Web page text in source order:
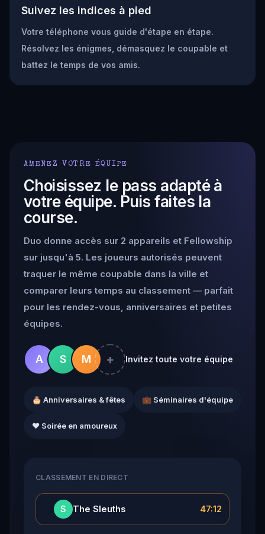
Suivez les indices à pied
Votre téléphone vous guide d'étape en étape.
Résolvez les énigmes, démasquez le coupable et
battez le temps de vos amis.
AMENEZ VOTRE ÉQUIPE
Choisissez le pass adapté à
votre équipe. Puis faites la
course.
Duo donne accès sur 2 appareils et Fellowship
sur jusqu'à 5. Les joueurs autorisés peuvent
traquer le même coupable dans la ville et
comparer leurs temps au classement — parfait
pour les rendez-vous, anniversaires et petites
équipes.
A S M + Invitez toute votre équipe
🎂 Anniversaires & fêtes 💼 Séminaires d'équipe
❤️ Soirée en amoureux
CLASSEMENT EN DIRECT
S The Sleuths 47:12